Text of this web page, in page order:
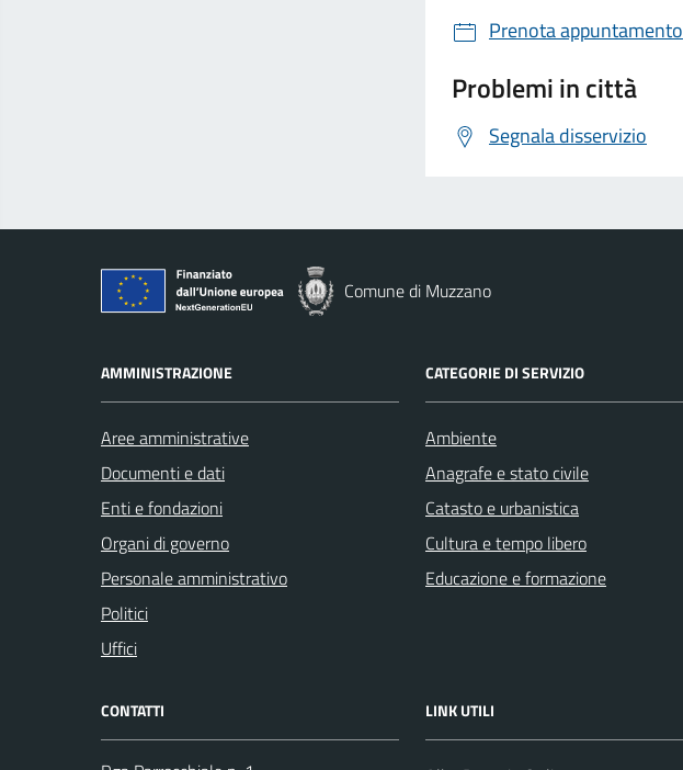
Prenota appuntamento
Problemi in città
Segnala disservizio
Comune di Muzzano
AMMINISTRAZIONE
Aree amministrative
Documenti e dati
Enti e fondazioni
Organi di governo
Personale amministrativo
Politici
Uffici
CATEGORIE DI SERVIZIO
Ambiente
Anagrafe e stato civile
Catasto e urbanistica
Cultura e tempo libero
Educazione e formazione
CONTATTI LINK UTILI